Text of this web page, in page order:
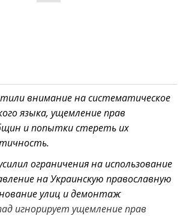
внимание на систематическое
языка, ущемление прав
и попытки стереть их
ограничения на использование
на Украинскую православную
улиц и демонтаж
игнорирует ущемление прав